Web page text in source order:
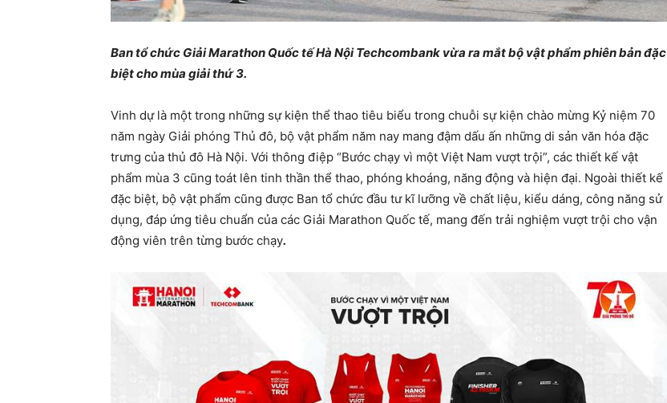
Ban tổ chức Giải Marathon Quốc tế Hà Nội Techcombank vừa ra mắt bộ vật phẩm phiên bản đặc
biệt cho mùa giải thứ 3.
Vinh dự là một trong những sự kiện thể thao tiêu biểu trong chuỗi sự kiện chào mừng Kỷ niệm 70
năm ngày Giải phóng Thủ đô, bộ vật phẩm năm nay mang đậm dấu ấn những di sản văn hóa đặc
trưng của thủ đô Hà Nội. Với thông điệp “Bước chạy vì một Việt Nam vượt trội”, các thiết kế vật
phẩm mùa 3 cũng toát lên tinh thần thể thao, phóng khoáng, năng động và hiện đại. Ngoài thiết kế
đặc biệt, bộ vật phẩm cũng được Ban tổ chức đầu tư kĩ lưỡng về chất liệu, kiểu dáng, công năng sử
dụng, đáp ứng tiêu chuẩn của các Giải Marathon Quốc tế, mang đến trải nghiệm vượt trội cho vận
động viên trên từng bước chạy.